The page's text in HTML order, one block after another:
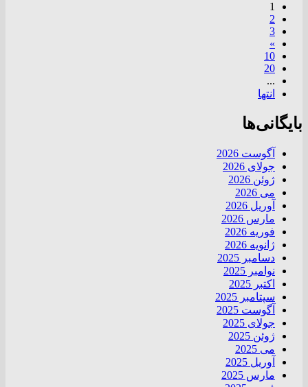
1
2
3
»
10
20
...
انتها
بایگانی‌ها
آگوست 2026
جولای 2026
ژوئن 2026
می 2026
آوریل 2026
مارس 2026
فوریه 2026
ژانویه 2026
دسامبر 2025
نوامبر 2025
اکتبر 2025
سپتامبر 2025
آگوست 2025
جولای 2025
ژوئن 2025
می 2025
آوریل 2025
مارس 2025